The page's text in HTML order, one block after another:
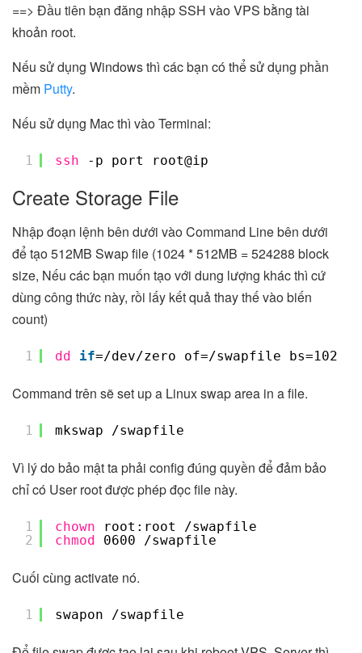
==> Đầu tiên bạn đăng nhập SSH vào VPS bằng tài
khoản root.
Nếu sử dụng Windows thì các bạn có thể sử dụng phần
mềm Putty.
Nếu sử dụng Mac thì vào Terminal:
1 ssh -p port root@ip
Create Storage File
Nhập đoạn lệnh bên dưới vào Command Line bên dưới
để tạo 512MB Swap file (1024 * 512MB = 524288 block
size, Nếu các bạn muốn tạo với dung lượng khác thì cứ
dùng công thức này, rồi lấy kết quả thay thế vào biến
count)
1 dd if=/dev/zero of=/swapfile bs=1024
Command trên sẽ set up a Linux swap area in a file.
1 mkswap /swapfile
Vì lý do bảo mật ta phải config đúng quyền để đảm bảo
chỉ có User root được phép đọc file này.
1
2
chown root:root /swapfile
chmod
0600 /swapfile
Cuối cùng activate nó.
1 swapon /swapfile